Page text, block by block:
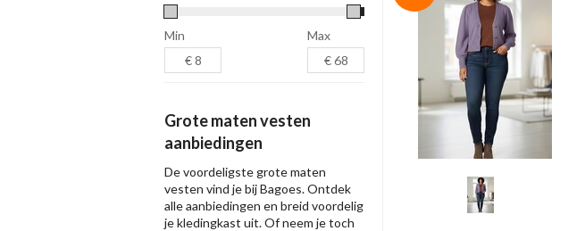
Min Max
Grote maten vesten
aanbiedingen
De voordeligste grote maten
vesten vind je bij Bagoes. Ontdek
alle aanbiedingen en breid voordelig
je kledingkast uit. Of neem je toch